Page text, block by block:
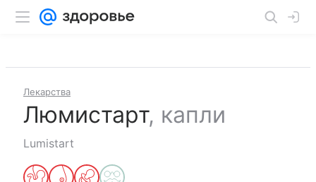
Лекарства
Люмистарт, капли
Lumistart